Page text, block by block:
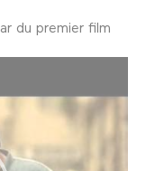
du premier film